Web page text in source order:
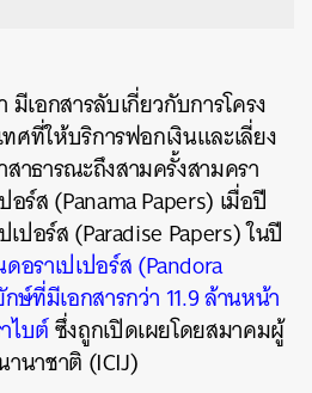
เอกสารลับเกี่ยวกับการโครง
ทศที่ให้บริการฟอกเงินและเลี่ยง
าธารณะถึงสามครั้งสามครา
ร์ส (Panama Papers) เมื่อปี
ปอร์ส (Paradise Papers) ในปี
อราเปเปอร์ส (Pandora
ที่มีเอกสารกว่า 11.9 ล้านหน้า
ไบต์ซึ่งถูกเปิดเผยโดยสมาคมผู้
นาชาติ (ICIJ)